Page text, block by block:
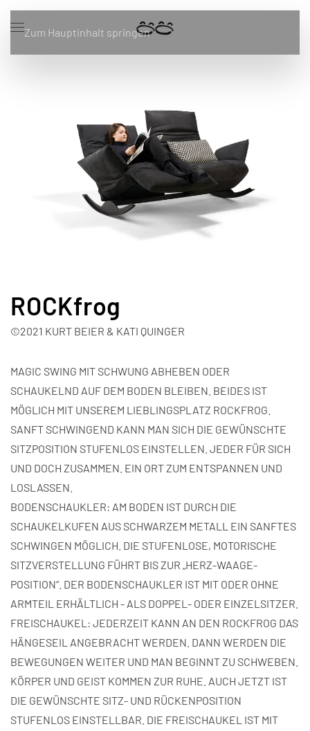
Zum Hauptinhalt springen
ROCKfrog
©2021 KURT BEIER & KATI QUINGER
MAGIC SWING MIT SCHWUNG ABHEBEN ODER
SCHAUKELND AUF DEM BODEN BLEIBEN. BEIDES IST
MÖGLICH MIT UNSEREM LIEBLINGSPLATZ ROCKFROG.
SANFT SCHWINGEND KANN MAN SICH DIE GEWÜNSCHTE
SITZPOSITION STUFENLOS EINSTELLEN. JEDER FÜR SICH
UND DOCH ZUSAMMEN. EIN ORT ZUM ENTSPANNEN UND
LOSLASSEN.
BODENSCHAUKLER: AM BODEN IST DURCH DIE
SCHAUKELKUFEN AUS SCHWARZEM METALL EIN SANFTES
SCHWINGEN MÖGLICH. DIE STUFENLOSE, MOTORISCHE
SITZVERSTELLUNG FÜHRT BIS ZUR „HERZ-WAAGE-
POSITION“. DER BODENSCHAUKLER IST MIT ODER OHNE
ARMTEIL ERHÄLTLICH - ALS DOPPEL- ODER EINZELSITZER.
FREISCHAUKEL: JEDERZEIT KANN AN DEN ROCKFROG DAS
HÄNGESEIL ANGEBRACHT WERDEN. DANN WERDEN DIE
BEWEGUNGEN WEITER UND MAN BEGINNT ZU SCHWEBEN.
KÖRPER UND GEIST KOMMEN ZUR RUHE. AUCH JETZT IST
DIE GEWÜNSCHTE SITZ- UND RÜCKENPOSITION
STUFENLOS EINSTELLBAR. DIE FREISCHAUKEL IST MIT